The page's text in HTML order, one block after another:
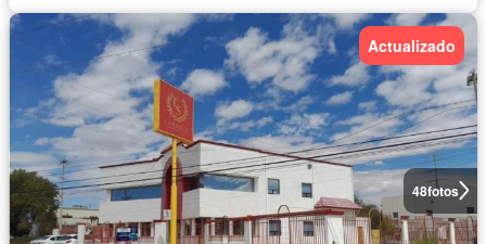
48fotos
Actualizado